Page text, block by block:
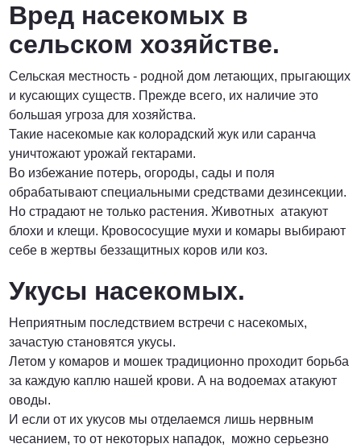
Вред насекомых в
сельском хозяйстве.
Сельская местность - родной дом летающих, прыгающих
и кусающих существ. Прежде всего, их наличие это
большая угроза для хозяйства.
Такие насекомые как колорадский жук или саранча
уничтожают урожай гектарами.
Во избежание потерь, огороды, сады и поля
обрабатывают специальными средствами дезинсекции.
Но страдают не только растения. Животных атакуют
блохи и клещи. Кровососущие мухи и комары выбирают
себе в жертвы беззащитных коров или коз.
Укусы насекомых.
Неприятным последствием встречи с насекомых,
зачастую становятся укусы.
Летом у комаров и мошек традиционно проходит борьба
за каждую каплю нашей крови. А на водоемах атакуют
оводы.
И если от их укусов мы отделаемся лишь нервным
чесанием, то от некоторых нападок, можно серьезно